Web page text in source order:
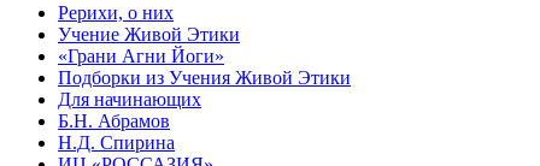
Рерихи, о них
Учение Живой Этики
«Грани Агни Йоги»
Подборки из Учения Живой Этики
Для начинающих
Б.Н. Абрамов
Н.Д. Спирина